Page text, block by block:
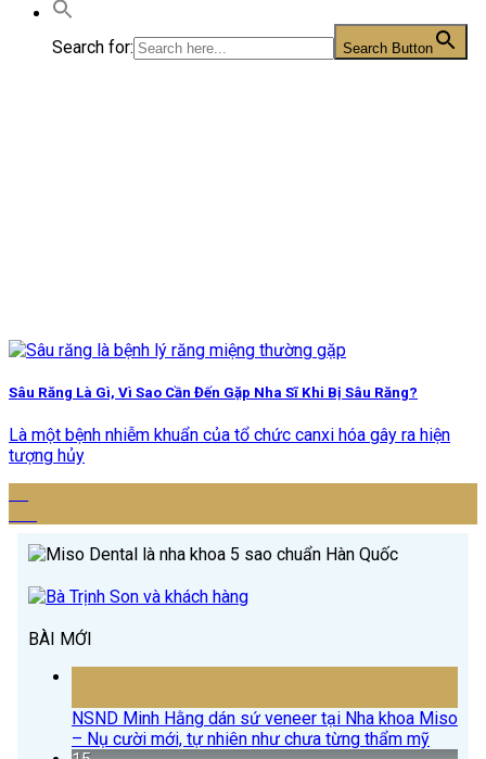
Search for: Search Button
Sâu Răng Là Gì, Vì Sao Cần Đến Gặp Nha Sĩ Khi Bị Sâu Răng?
Là một bệnh nhiễm khuẩn của tổ chức canxi hóa gây ra hiện
tượng hủy
BÀI MỚI
NSND Minh Hằng dán sứ veneer tại Nha khoa Miso
– Nụ cười mới, tự nhiên như chưa từng thẩm mỹ